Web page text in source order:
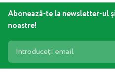
Abonează-te la newsletter-ul
noastre!